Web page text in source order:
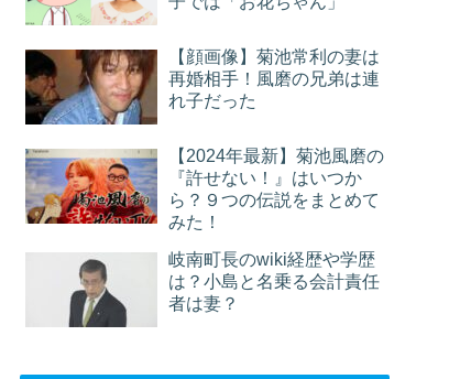
【顔画像】菊池常利の妻は
再婚相手！風磨の兄弟は連
れ子だった
【2024年最新】菊池風磨の
『許せない！』はいつか
ら？９つの伝説をまとめて
みた！
岐南町長のwiki経歴や学歴
は？小島と名乗る会計責任
者は妻？